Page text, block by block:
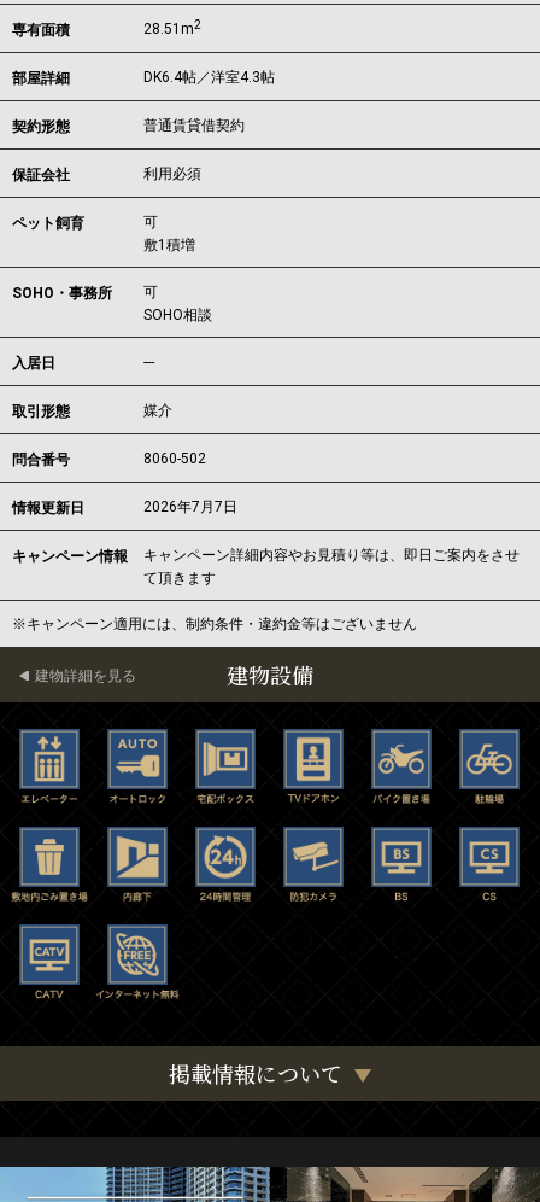
専有面積 28.51m2
部屋詳細 DK6.4帖／洋室4.3帖
契約形態 普通賃貸借契約
保証会社 利用必須
ペット飼育
可
敷1積増
SOHO・事務所
可
SOHO相談
入居日 ---
取引形態 媒介
問合番号 8060-502
情報更新日 2026年7月7日
キャンペーン情報
キャンペーン詳細内容やお見積り等は、即日ご案内をさせ
て頂きます
※キャンペーン適用には、制約条件・違約金等はございません
建物設備
建物詳細を見る
掲載情報について